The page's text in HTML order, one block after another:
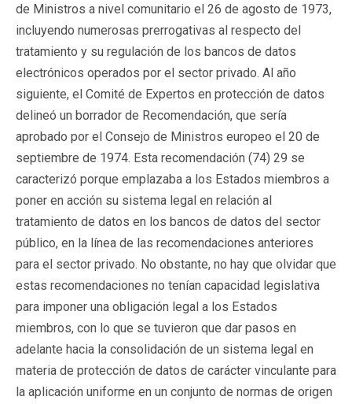
de Ministros a nivel comunitario el 26 de agosto de 1973,
incluyendo numerosas prerrogativas al respecto del
tratamiento y su regulación de los bancos de datos
electrónicos operados por el sector privado. Al año
siguiente, el Comité de Expertos en protección de datos
delineó un borrador de Recomendación, que sería
aprobado por el Consejo de Ministros europeo el 20 de
septiembre de 1974. Esta recomendación (74) 29 se
caracterizó porque emplazaba a los Estados miembros a
poner en acción su sistema legal en relación al
tratamiento de datos en los bancos de datos del sector
público, en la línea de las recomendaciones anteriores
para el sector privado. No obstante, no hay que olvidar que
estas recomendaciones no tenían capacidad legislativa
para imponer una obligación legal a los Estados
miembros, con lo que se tuvieron que dar pasos en
adelante hacia la consolidación de un sistema legal en
materia de protección de datos de carácter vinculante para
la aplicación uniforme en un conjunto de normas de origen